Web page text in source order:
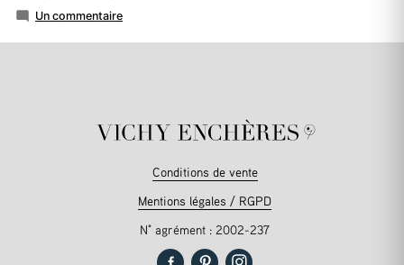
Un commentairesur
Conditions de vente
Mentions légales / RGPD
N° agrément : 2002-237